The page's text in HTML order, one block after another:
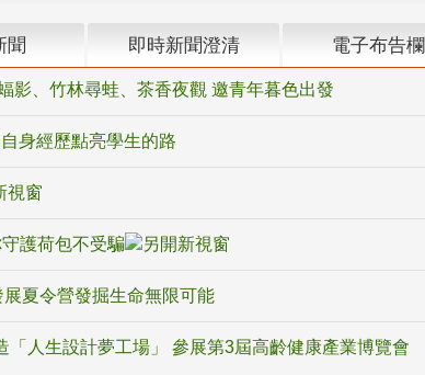
聞 即時新聞澄清 電子布告欄
影、竹林尋蛙、茶香夜觀 邀青年暮色出發
身經歷點亮學生的路
護荷包不受騙
夏令營發掘生命無限可能
人生設計夢工場」 參展第3屆高齡健康產業博覽會